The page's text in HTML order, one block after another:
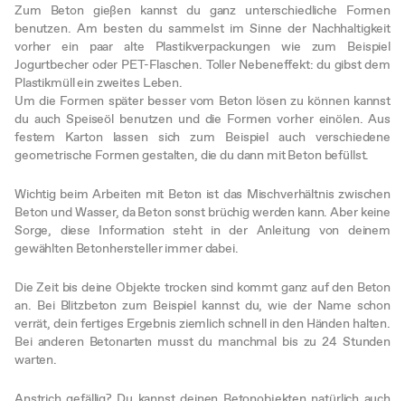
Zum Beton gießen kannst du ganz unterschiedliche Formen
benutzen. Am besten du sammelst im Sinne der Nachhaltigkeit
vorher ein paar alte Plastikverpackungen wie zum Beispiel
Jogurtbecher oder PET-Flaschen. Toller Nebeneffekt: du gibst dem
Plastikmüll ein zweites Leben.
Um die Formen später besser vom Beton lösen zu können kannst
du auch Speiseöl benutzen und die Formen vorher einölen. Aus
festem Karton lassen sich zum Beispiel auch verschiedene
geometrische Formen gestalten, die du dann mit Beton befüllst.
Wichtig beim Arbeiten mit Beton ist das Mischverhältnis zwischen
Beton und Wasser, da Beton sonst brüchig werden kann. Aber keine
Sorge, diese Information steht in der Anleitung von deinem
gewählten Betonhersteller immer dabei.
Die Zeit bis deine Objekte trocken sind kommt ganz auf den Beton
an. Bei Blitzbeton zum Beispiel kannst du, wie der Name schon
verrät, dein fertiges Ergebnis ziemlich schnell in den Händen halten.
Bei anderen Betonarten musst du manchmal bis zu 24 Stunden
warten.